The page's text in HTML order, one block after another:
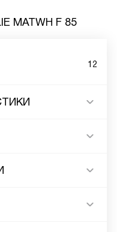
MATWH F 85
12